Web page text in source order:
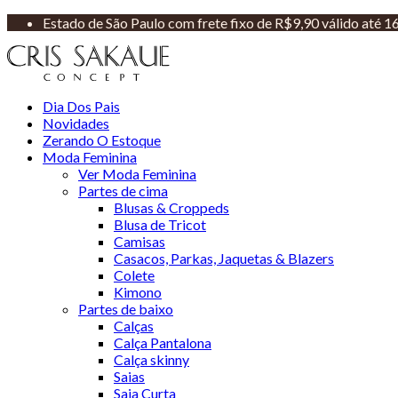
Estado de São Paulo com frete fixo de R$9,90 válido até
Dia Dos Pais
Novidades
Zerando O Estoque
Moda Feminina
Ver Moda Feminina
Partes de cima
Blusas & Croppeds
Blusa de Tricot
Camisas
Casacos, Parkas, Jaquetas & Blazers
Colete
Kimono
Partes de baixo
Calças
Calça Pantalona
Calça skinny
Saias
Saia Curta